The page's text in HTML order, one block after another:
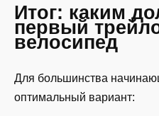
Итог: каким
первый
велосипед
Для большинства
оптимальный вариант: